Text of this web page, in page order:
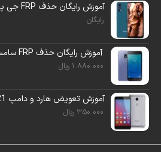
آموزش رایگان حذف FRP جی پلاس X20
رایگان
آموزش رایگان حذف FRP سامسونگ J260f
1.880.000 ریال
آموزش تعویض هارد و دامپ Huawei Kiw-L21
350.000 ریال